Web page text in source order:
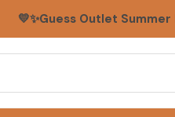
💛✨Guess Outlet